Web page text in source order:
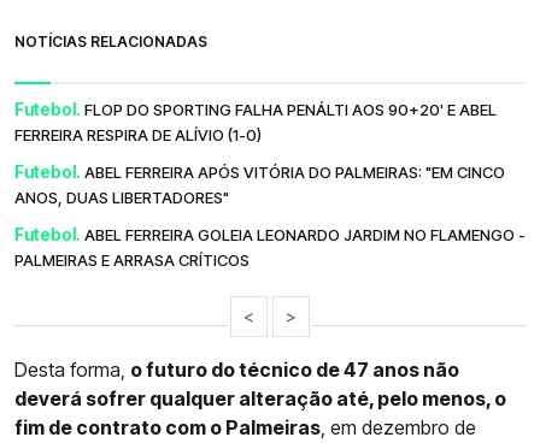
NOTÍCIAS RELACIONADAS
Futebol. FLOP DO SPORTING FALHA PENÁLTI AOS 90+20' E ABEL
FERREIRA RESPIRA DE ALÍVIO (1-0)
Futebol. ABEL FERREIRA APÓS VITÓRIA DO PALMEIRAS: "EM CINCO
ANOS, DUAS LIBERTADORES"
Futebol. ABEL FERREIRA GOLEIA LEONARDO JARDIM NO FLAMENGO -
PALMEIRAS E ARRASA CRÍTICOS
< >
Desta forma, o futuro do técnico de 47 anos não
deverá sofrer qualquer alteração até, pelo menos, o
fim de contrato com o Palmeiras, em dezembro de